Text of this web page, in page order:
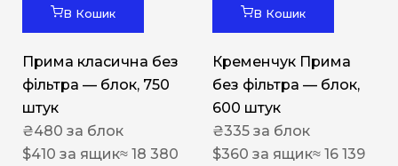
В Кошик
Прима класична без
фільтра — блок, 750
штук
₴480 за блок
$410 за ящик≈ 18 380
В Кошик
Кременчук Прима
без фільтра — блок,
600 штук
₴335 за блок
$360 за ящик≈ 16 139